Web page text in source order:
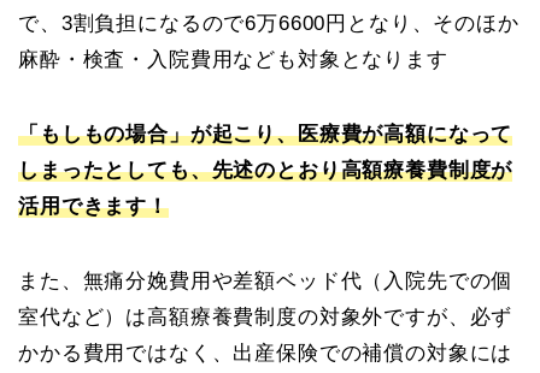
で、3割負担になるので6万6600円となり、そのほか
麻酔・検査・入院費用なども対象となります
「もしもの場合」が起こり、医療費が高額になって
しまったとしても、先述のとおり高額療養費制度が
活用できます！
また、無痛分娩費用や差額ベッド代（入院先での個
室代など）は高額療養費制度の対象外ですが、必ず
かかる費用ではなく、出産保険での補償の対象には